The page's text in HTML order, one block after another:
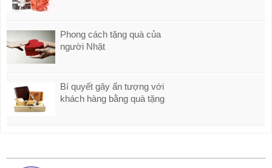
Phong cách tặng quà của
người Nhật
Bí quyết gây ấn tượng với
khách hàng bằng quà tặng